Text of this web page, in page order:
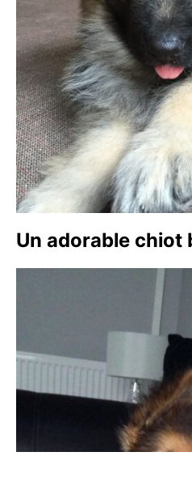
Un adorable chiot